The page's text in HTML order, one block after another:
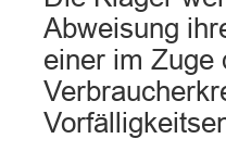
Abweisung
einer im Zuge